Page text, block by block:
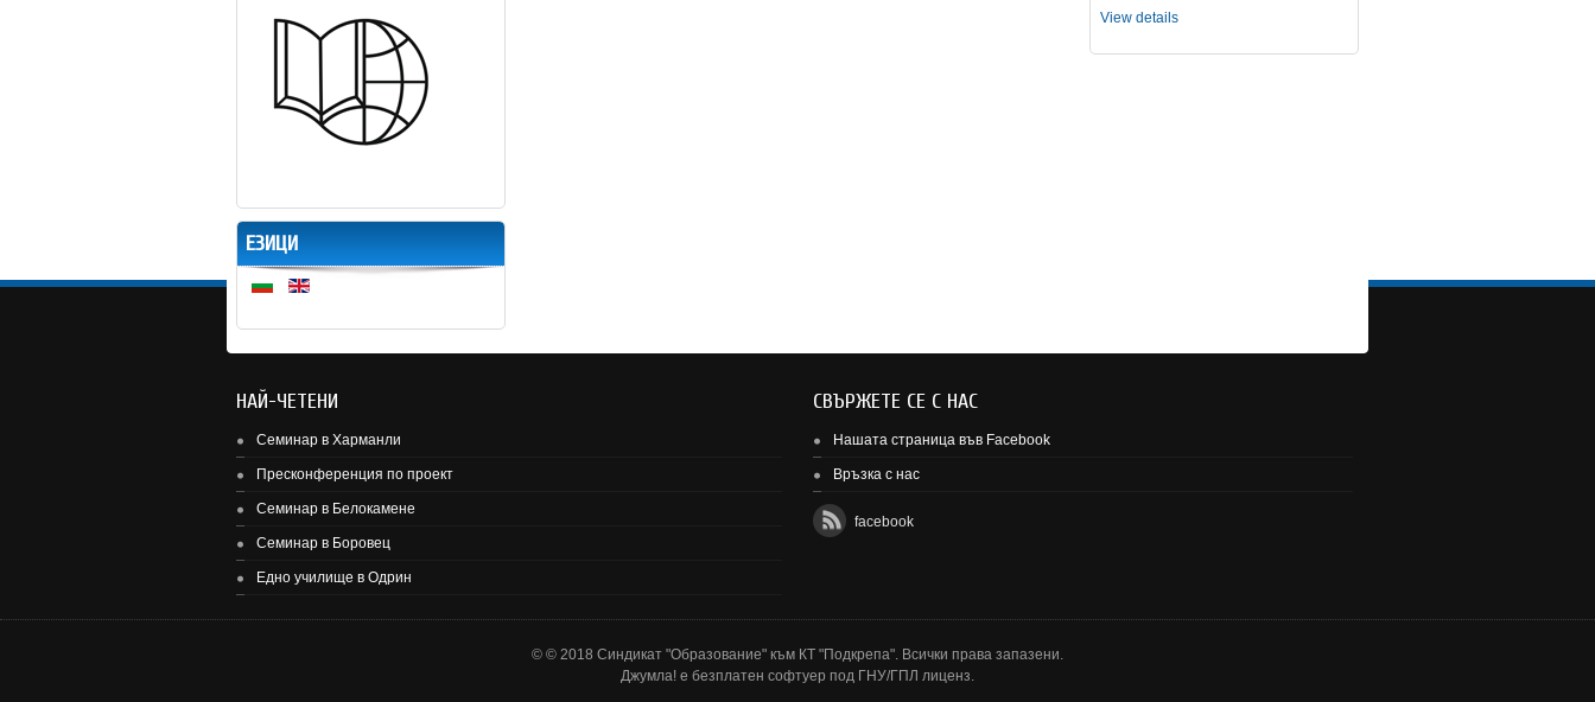
View details
ЕЗИЦИ
НАЙ-ЧЕТЕНИ
Семинар в Харманли
Пресконференция по проект
Семинар в Белокамене
Семинар в Боровец
Едно училище в Одрин
СВЪРЖЕТЕ СЕ С НАС
Нашата страница във Facebook
Връзка с нас
facebook
© © 2018 Синдикат "Образование" към КТ "Подкрепа". Всички права запазени.
Джумла! е безплатен софтуер под ГНУ/ГПЛ лиценз.